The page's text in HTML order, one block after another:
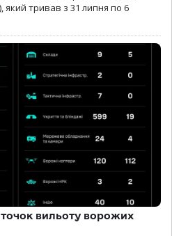
який тривав з 31 липня по 6
точок вильоту ворожих